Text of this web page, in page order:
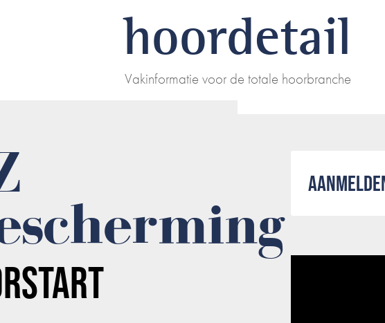
hoordetail
Vakinformatie voor de totale hoorbranche